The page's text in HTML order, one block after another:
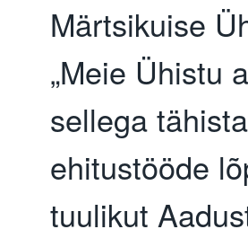
Märtsikuise
„Meie Ühistu
sellega
ehitustööde
tuulikut